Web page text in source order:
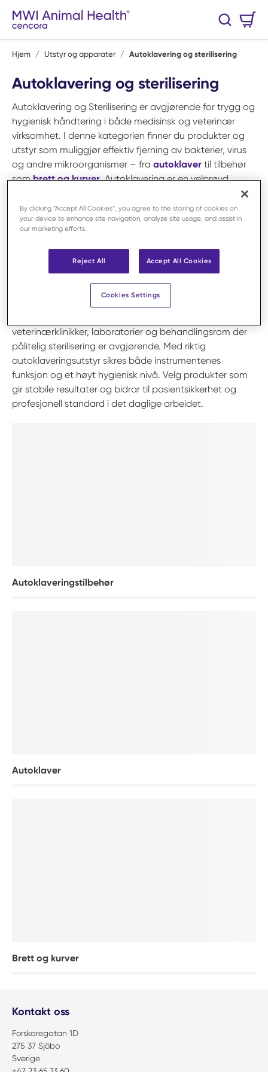
Hopp til hovedinnhold
Søk
Hjem / Utstyr og apparater / Autoklavering og sterilisering
Autoklavering og sterilisering
Autoklavering og Sterilisering er avgjørende for trygg og
hygienisk håndtering i både medisinsk og veterinær
virksomhet. I denne kategorien finner du produkter og
utstyr som muliggjør effektiv fjerning av bakterier, virus
og andre mikroorganismer – fra autoklaver til tilbehør
sombrett og kurver. Autoklavering er en velprøvd
instrumenter, og er en sentral del av rutiner for
infeksjonskontroll. Våre løsninger passer for klinikker,
laboratorier og andre miljøer der sterilitet er kritisk. Velg
riktige produkter for å opprettholde høyeste standard
innen sterilisering og pasientsikkerhet.
Våre løsninger er utviklet for å støtte sikre
arbeidsprosesser og bidra til redusert risiko for
veterinærklinikker, laboratorier og behandlingsrom der
pålitelig sterilisering er avgjørende. Med riktig
autoklaveringsutstyr sikres både instrumentenes
funksjon og et høyt hygienisk nivå. Velg produkter som
gir stabile resultater og bidrar til pasientsikkerhet og
profesjonell standard i det daglige arbeidet.
Autoklaveringstilbehør
Autoklaver
Brett og kurver
Kontakt oss
Forskaregatan 1D
275 37 Sjöbo
Sverige
By clicking “Accept All Cookies”, you agree to the storing of cookies on
your device to enhance site navigation, analyze site usage, and assist in
our marketing efforts.
Reject All Accept All Cookies
Cookies Settings